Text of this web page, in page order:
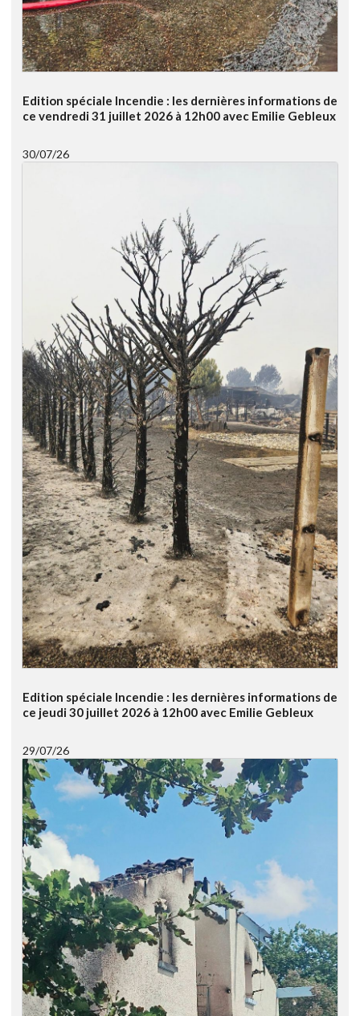
Edition spéciale Incendie : les dernières informations de
ce vendredi 31 juillet 2026 à 12h00 avec Emilie Gebleux
30/07/26
Edition spéciale Incendie : les dernières informations de
ce jeudi 30 juillet 2026 à 12h00 avec Emilie Gebleux
29/07/26